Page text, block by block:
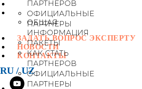
ПАРТНЕРОВ
ОФИЦИАЛЬНЫЕ
ПАРТНЕРЫ
ЗАДАТЬ ВОПРОС ЭКСПЕРТУ
НОВОСТИ
КОНТАКТЫ
RU /UZ
ОБЩАЯ
ИНФОРМАЦИЯ
ПАКЕТЫ
КАК СТАТЬ
ПАРТНЕРОВ
ОФИЦИАЛЬНЫЕ
ПАРТНЕРЫ